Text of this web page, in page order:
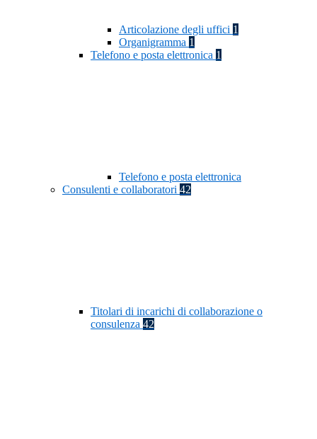
Articolazione degli uffici 1
Organigramma 1
Telefono e posta elettronica 1
Telefono e posta elettronica
Consulenti e collaboratori 42
Titolari di incarichi di collaborazione o
consulenza 42